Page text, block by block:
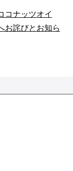
コナッツオイ
お詫びとお知ら